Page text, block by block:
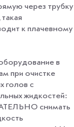
через трубку
к плачевному
в
при очистке
голов с
жидкостей:
снимать